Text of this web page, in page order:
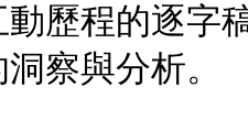
歷程的逐字
察與分析。